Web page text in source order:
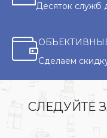
Десяток служб
Сделаем
СЛЕДУЙТЕ